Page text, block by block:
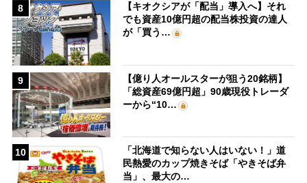
8
【キオクシアが「配当」導入へ】それ
でも資産10億円超の配当株投資の達人
が「買う…
9
【億り人オールスターが狙う20銘柄】
「総資産69億円超」90歳現役トレーダ
ーから“10…
10
「北海道で知らない人はいない！」道
民熱愛のカップ焼きそば「やきそば弁
当」、最大の…